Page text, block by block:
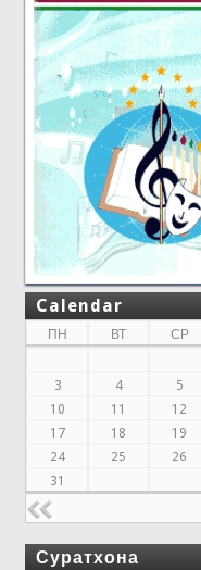
Calendar
ПН ВТ СР
3
4 5
10
11 12
17
18 19
24
25 26
31
Суратхона